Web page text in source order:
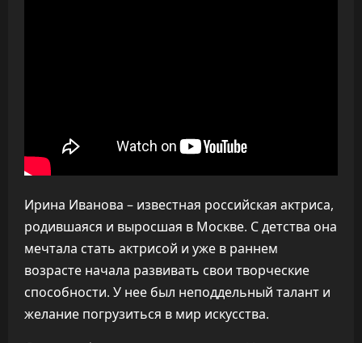
Ирина Иванова – известная российская актриса,
родившаяся и выросшая в Москве. С детства она
мечтала стать актрисой и уже в раннем
возрасте начала развивать свои творческие
способности. У нее был неподдельный талант и
желание погрузиться в мир искусства.